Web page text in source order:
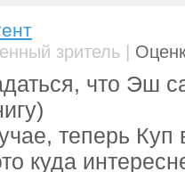
зритель |
что Эш
теперь Куп
куда